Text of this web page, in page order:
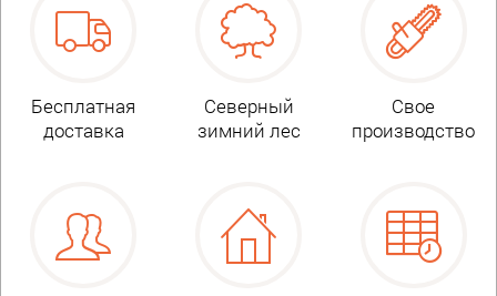
Бесплатная
доставка
Северный
зимний лес
Свое
производство